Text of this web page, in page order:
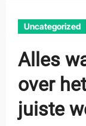
Uncategorized
Alles
over
juiste